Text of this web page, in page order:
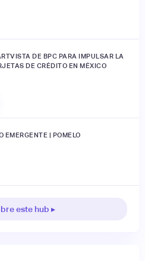
DE BPC PARA IMPULSAR LA
DE CRÉDITO EN MÉXICO
EMERGENTE | POMELO
este hub ▸